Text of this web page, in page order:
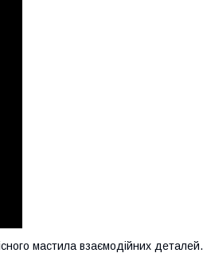
мастила взаємодійних деталей.